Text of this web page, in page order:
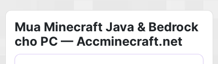
Mua Minecraft Java & Bedrock
cho PC — Accminecraft.net